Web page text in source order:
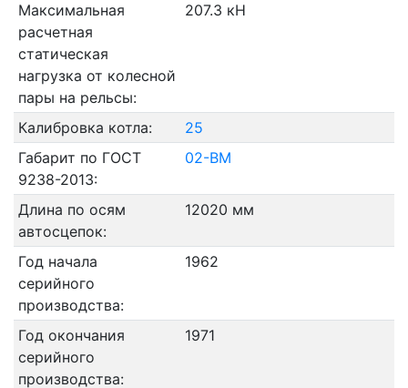
Максимальная
расчетная
статическая
нагрузка от колесной
пары на рельсы:
207.3 кН
Калибровка котла:
25
Габарит по ГОСТ
9238-2013:
02-ВМ
Длина по осям
автосцепок:
12020 мм
Год начала
серийного
производства:
1962
Год окончания
серийного
производства:
1971